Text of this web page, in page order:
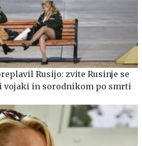
Rusijo: zvite Rusinje se
vojaki in sorodnikom po smrti